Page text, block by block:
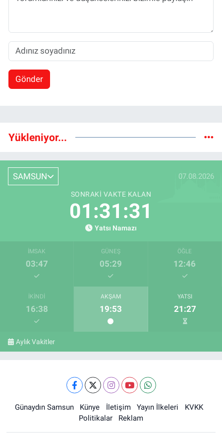
Gönder
Yükleniyor...
SAMSUN 07.08.2026
SONRAKI VAKTE KALAN
01:31:30
Yatsı Namazı
İMSAK
03:47
GÜNEŞ
05:29
ÖĞLE
12:46
İKINDI
16:38
AKŞAM
19:53
YATSI
21:27
Aylık Vakitler
Günaydın Samsun Künye İletişim Yayın İlkeleri
KVKK
Politikalar
Reklam